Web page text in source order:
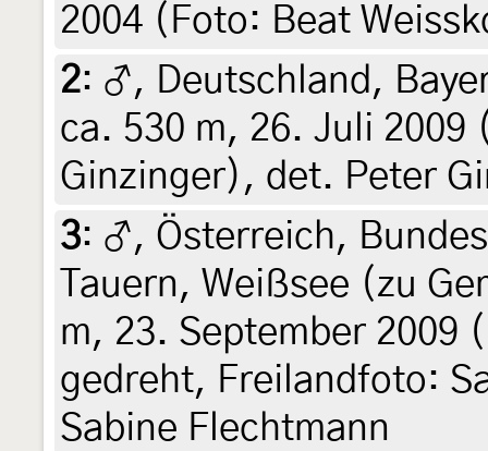
2004 (Foto: Beat
2: ♂, Deutschland,
ca. 530 m, 26. Juli
Ginzinger), det. Peter
3: ♂, Österreich,
Tauern, Weißsee (zu
m, 23. September 2009
gedreht, Freilandfoto:
Sabine Flechtmann